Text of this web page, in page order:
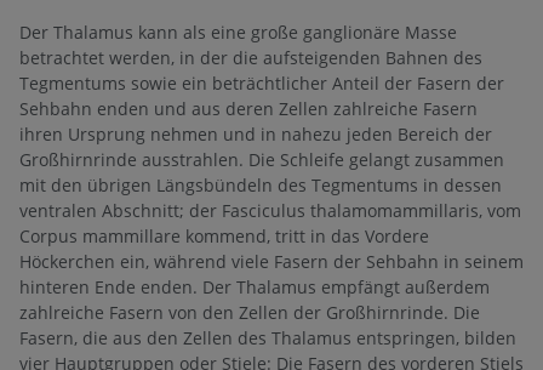
Der Thalamus kann als eine große ganglionäre Masse
betrachtet werden, in der die aufsteigenden Bahnen des
Tegmentums sowie ein beträchtlicher Anteil der Fasern der
Sehbahn enden und aus deren Zellen zahlreiche Fasern
ihren Ursprung nehmen und in nahezu jeden Bereich der
Großhirnrinde ausstrahlen. Die Schleife gelangt zusammen
mit den übrigen Längsbündeln des Tegmentums in dessen
ventralen Abschnitt; der Fasciculus thalamomammillaris, vom
Corpus mammillare kommend, tritt in das Vordere
Höckerchen ein, während viele Fasern der Sehbahn in seinem
hinteren Ende enden. Der Thalamus empfängt außerdem
zahlreiche Fasern von den Zellen der Großhirnrinde. Die
Fasern, die aus den Zellen des Thalamus entspringen, bilden
vier Hauptgruppen oder Stiele: Die Fasern des vorderen Stiels